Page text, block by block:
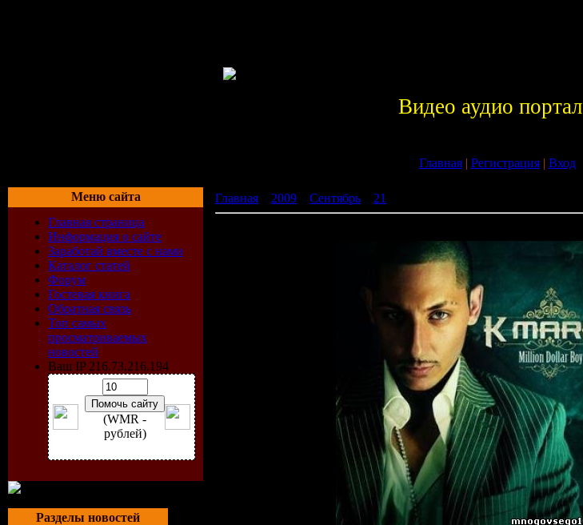
Видео аудио портал
Главная| Регистрация| Вход
Меню сайта
Главная страница
Информация о сайте
Заработай вместе с нами
Каталог статей
Форум
Гостевая книга
Обратная связь
Топ самых
просматриваемых
новостей
Ваш IP 216.73.216.194
(WMR -
рублей)
Разделы новостей
Главная 2009 Сентябрь 21